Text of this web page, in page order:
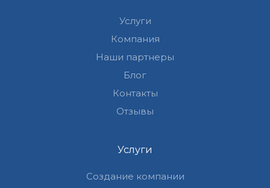
Услуги
Компания
Наши партнеры
Блог
Контакты
Отзывы
Услуги
Создание компании